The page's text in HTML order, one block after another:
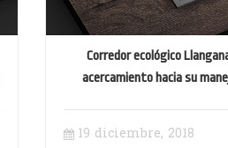
Corredor ecológico
acercamiento hacia su
19 diciembre, 2018